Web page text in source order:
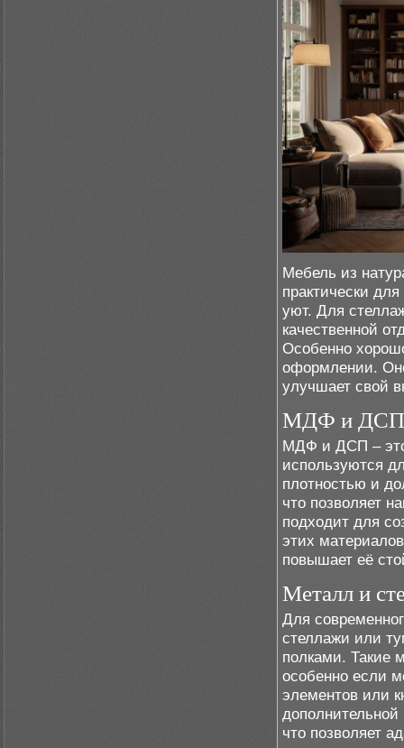
Мебель из
практически
уют. Для
качественной
Особенно
оформлении.
улучшает свой
МДФ и ДСП
МДФ и ДСП – это
используются
плотностью и
что позволяет
подходит для
этих
повышает её
Металл и
Для
стеллажи или
полками. Такие
особенно если
элементов или
что позволяет